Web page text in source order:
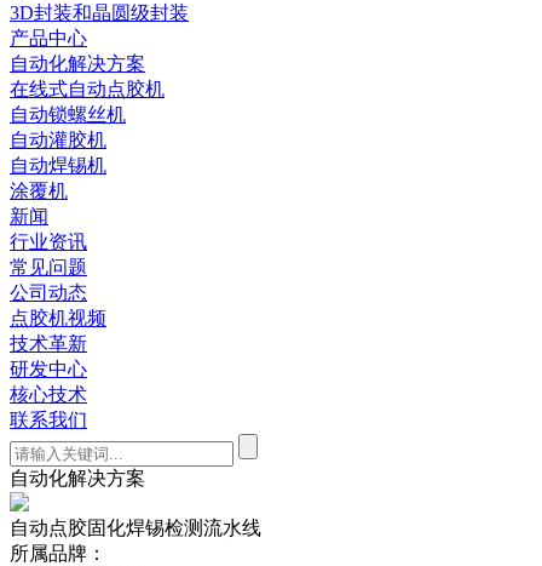
3D封装和晶圆级封装
产品中心
自动化解决方案
在线式自动点胶机
自动锁螺丝机
自动灌胶机
自动焊锡机
涂覆机
新闻
行业资讯
常见问题
公司动态
点胶机视频
技术革新
研发中心
核心技术
联系我们
自动化解决方案
自动点胶固化焊锡检测流水线
所属品牌：